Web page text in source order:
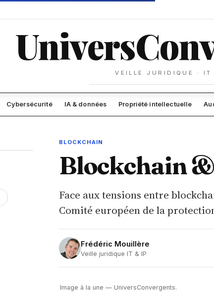
Univers
VEILLE JURIDIQUE · IT
Cybersécurité IA & données Propriété intellectuelle
BLOCKCHAIN
Blockchain
Face aux tensions entre
Comité européen de la
Frédéric Mouillère
Veille juridique IT & IP
Image à la une — UniversConvergents.